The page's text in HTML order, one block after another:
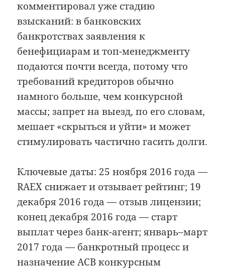
комментировал уже стадию
взысканий: в банковских
банкротствах заявления к
бенефициарам и топ-менеджменту
подаются почти всегда, потому что
требований кредиторов обычно
намного больше, чем конкурсной
массы; запрет на выезд, по его словам,
мешает «скрыться и уйти» и может
стимулировать частично гасить долги.
Ключевые даты: 25 ноября 2016 года —
RAEX снижает и отзывает рейтинг; 19
декабря 2016 года — отзыв лицензии;
конец декабря 2016 года — старт
выплат через банк-агент; январь–март
2017 года — банкротный процесс и
назначение АСВ конкурсным